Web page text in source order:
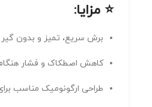
⭐ مزایا:
برش سریع، تمیز و بدون
کاهش اصطکاک و فشار
طراحی ارگونومیک مناسب